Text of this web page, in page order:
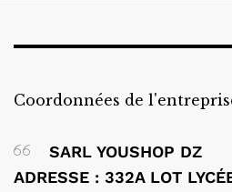
Coordonnées de
SARL YOUSHOP DZ
ADRESSE : 332A LOT